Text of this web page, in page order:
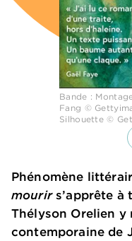
Bande :
Fang ©
Silhouette ©
Phénomène
mourirs’apprête à
Thélyson Orelien y
contemporaine de